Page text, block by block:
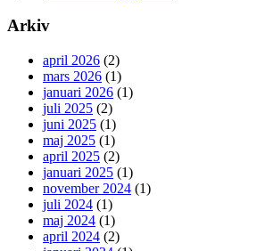
Arkiv
april 2026 (2)
mars 2026 (1)
januari 2026 (1)
juli 2025 (2)
juni 2025 (1)
maj 2025 (1)
april 2025 (2)
januari 2025 (1)
november 2024 (1)
juli 2024 (1)
maj 2024 (1)
april 2024 (2)